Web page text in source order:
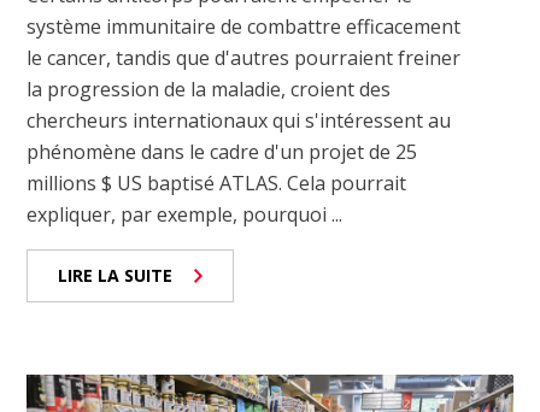
système immunitaire de combattre efficacement
le cancer, tandis que d'autres pourraient freiner
la progression de la maladie, croient des
chercheurs internationaux qui s'intéressent au
phénomène dans le cadre d'un projet de 25
millions $ US baptisé ATLAS. Cela pourrait
expliquer, par exemple, pourquoi ...
LIRE LA SUITE